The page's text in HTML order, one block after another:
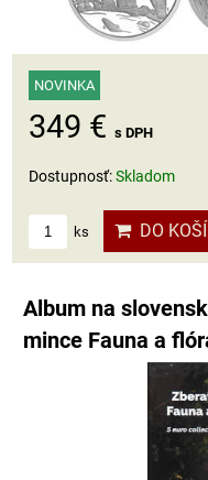
NOVINKA
349 € s DPH
Dostupnosť:Skladom
ks DO
Album na
mince Fauna a